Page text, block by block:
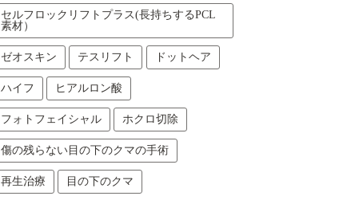
セルフロックリフトプラス(長持ちするPCL
素材）
ゼオスキン テスリフト ドットヘア
ハイフ ヒアルロン酸
フォトフェイシャル ホクロ切除
傷の残らない目の下のクマの手術
再生治療 目の下のクマ